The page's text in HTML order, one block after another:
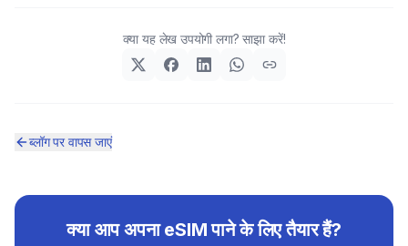
क्या यह लेख उपयोगी लगा? साझा करें!
ब्लॉग पर वापस जाएं
क्या आप अपना eSIM पाने के लिए तैयार हैं?